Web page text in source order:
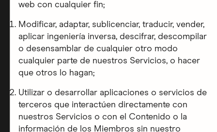
web con cualquier fin;
Modificar, adaptar, sublicenciar, traducir, vender,
aplicar ingeniería inversa, descifrar, descompilar
o desensamblar de cualquier otro modo
cualquier parte de nuestros Servicios, o hacer
que otros lo hagan;
Utilizar o desarrollar aplicaciones o servicios de
terceros que interactúen directamente con
nuestros Servicios o con el Contenido o la
información de los Miembros sin nuestro